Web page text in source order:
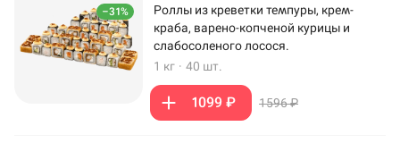
–31%
Роллы из креветки темпуры, крем-
краба, варено-копченой курицы и
слабосоленого лосося.
1 кг · 40 шт.
1099 ₽ 1596 ₽